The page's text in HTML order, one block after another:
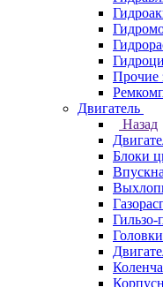
Прочие
Двигатель
Назад
Блоки
Гильзо-